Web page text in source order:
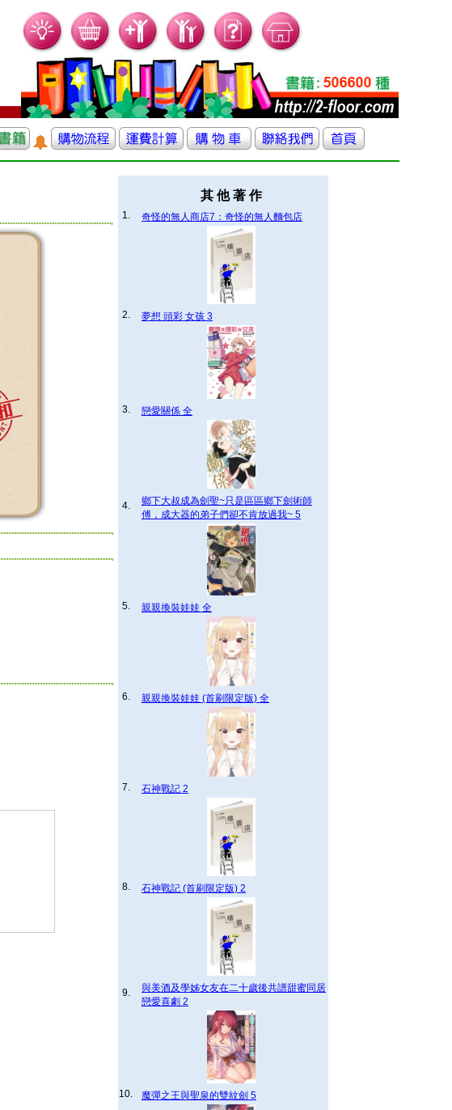
其 他 著 作
1. 奇怪的無人商店7：奇怪的無人麵包店
2. 夢想 頭彩 女孩 3
3. 戀愛關係 全
4.
鄉下大叔成為劍聖~只是區區鄉下劍術師
傅，成大器的弟子們卻不肯放過我~ 5
5. 親親換裝娃娃 全
6. 親親換裝娃娃 (首刷限定版) 全
7. 石神戰記 2
8. 石神戰記 (首刷限定版) 2
9.
與美酒及學姊女友在二十歲後共譜甜蜜同居
戀愛喜劇 2
10. 魔彈之王與聖泉的雙紋劍 5